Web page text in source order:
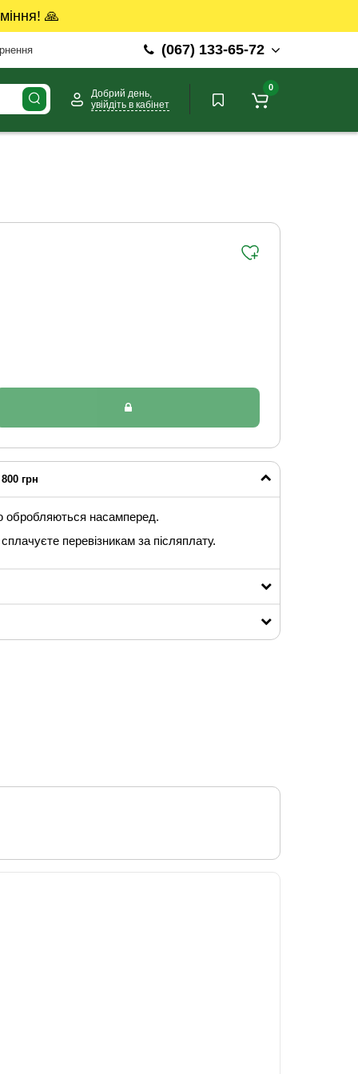
🙏
(067) 133-65-72
Добрий день,
увійдіть в кабінет
0
грн
обробляються насамперед.
перевізникам за післяплату.